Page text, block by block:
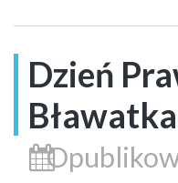
Dzień